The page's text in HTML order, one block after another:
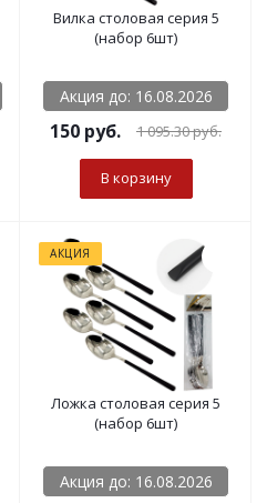
Вилка столовая серия 5
(набор 6шт)
Акция до: 16.08.2026
150 руб. 1 095.30руб.
В корзину
АКЦИЯ
Ложка столовая серия 5
(набор 6шт)
Акция до: 16.08.2026